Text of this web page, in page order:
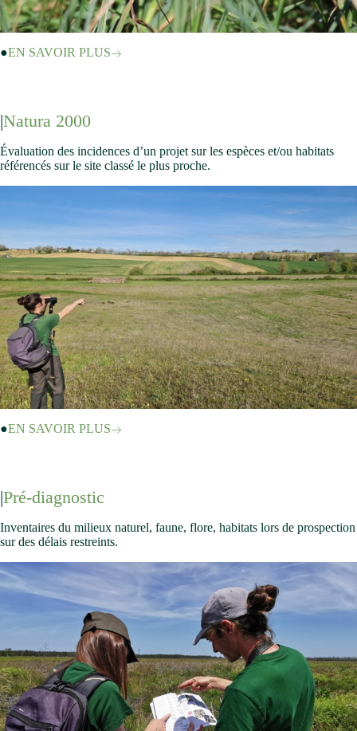
EN SAVOIR PLUS
Natura 2000
Évaluation des incidences d’un projet sur les espèces et/ou habitats
référencés sur le site classé le plus proche.
EN SAVOIR PLUS
Pré-diagnostic
Inventaires du milieux naturel, faune, flore, habitats lors de prospection
sur des délais restreints.